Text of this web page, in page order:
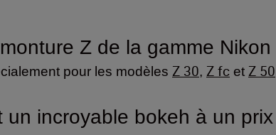
Z de la gamme Nikon
pour les modèles Z 30, Z fc et Z 50
un incroyable bokeh à un